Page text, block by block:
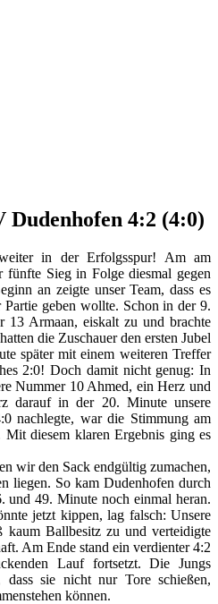
Dudenhofen 4:2 (4:0)
in der Erfolgsspur! Am am
fünfte Sieg in Folge diesmal gegen
an zeigte unser Team, dass es
geben wollte. Schon in der 9.
13 Armaan, eiskalt zu und brachte
die Zuschauer den ersten Jubel
später mit einem weiteren Treffer
2:0! Doch damit nicht genug: In
Nummer 10 Ahmed, ein Herz und
darauf in der 20. Minute unsere
nachlegte, war die Stimmung am
diesem klaren Ergebnis ging es
wir den Sack endgültig zumachen,
liegen. So kam Dudenhofen durch
und 49. Minute noch einmal heran.
jetzt kippen, lag falsch: Unsere
kaum Ballbesitz zu und verteidigte
Am Ende stand ein verdienter 4:2
Lauf fortsetzt. Die Jungs
dass sie nicht nur Tore schießen,
können.